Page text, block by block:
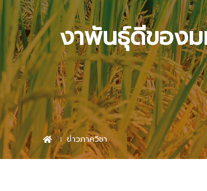
งาพันธุ์ดีของม
ข่าวภาควิชา